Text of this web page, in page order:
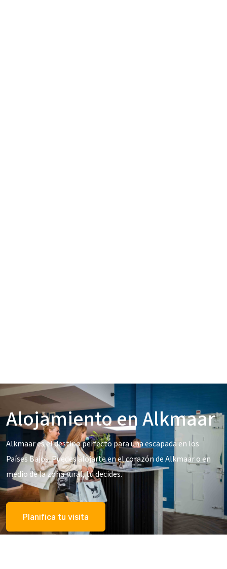
Alojamiento en Alkmaar
Alkmaar es el destino perfecto para una escapada en los
Países Bajos. Puedes alojarte en el corazón de Alkmaar o en
medio de la zona rural, tú decides.
Planifica tu visita